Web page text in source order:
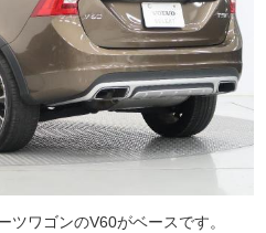
ツワゴンのV60がベースです。